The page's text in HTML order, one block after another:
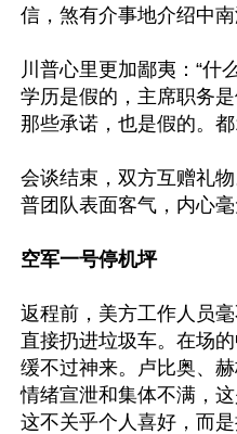
信，煞有介事地介绍中南
川普心里更加鄙夷：“什
学历是假的，主席职务
那些承诺，也是假的。
会谈结束，双方互赠礼
普团队表面客气，内心毫
空军一号停机坪
返程前，美方工作人员
直接扔进垃圾车。在场
缓不过神来。卢比奥、
情绪宣泄和集体不满，
这不关乎个人喜好，而是